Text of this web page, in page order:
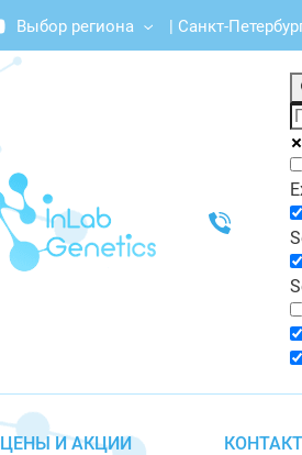
Выбор региона | Санкт-
ЦЕНЫ И АКЦИИ